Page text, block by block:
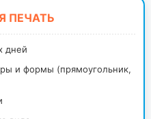
ПЕЧАТЬ
дней
и формы (прямоугольник,